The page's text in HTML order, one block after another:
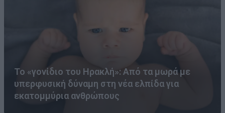
Το «γονίδιο του Ηρακλή»: Από τα μωρά με
υπερφυσική δύναμη στη νέα ελπίδα για
εκατομμύρια ανθρώπους